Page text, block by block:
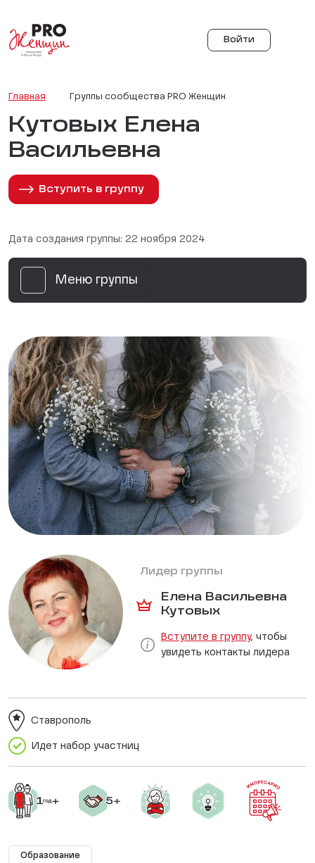
Войти
Главная Группы сообщества PRO Женщин
Кутовых Елена
Васильевна
Вступить в группу
Дата создания группы: 22 ноября 2024
Меню группы
Лидер группы
Елена Васильевна
Кутовых
Вступите в группу, чтобы
увидеть контакты лидера
Идет набор участниц
Ставрополь
Образование